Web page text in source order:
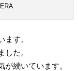
す。
た。
続いています。